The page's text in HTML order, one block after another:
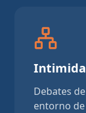
Debates
entorno